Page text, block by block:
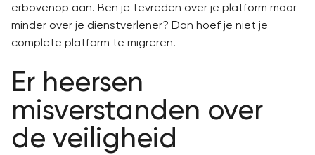
erbovenop aan. Ben je tevreden over je platform maar
minder over je dienstverlener? Dan hoef je niet je
complete platform te migreren.
Er heersen
misverstanden over
de veiligheid